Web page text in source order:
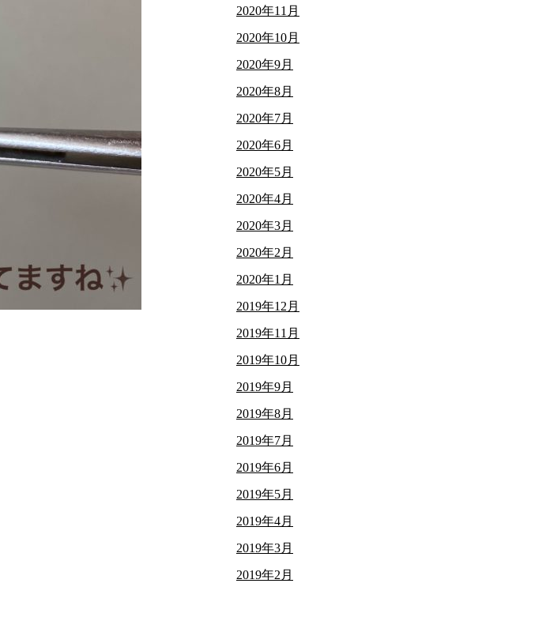
2020年11月
2020年10月
2020年9月
2020年8月
2020年7月
2020年6月
2020年5月
2020年4月
2020年3月
2020年2月
2020年1月
2019年12月
2019年11月
2019年10月
2019年9月
2019年8月
2019年7月
2019年6月
2019年5月
2019年4月
2019年3月
2019年2月